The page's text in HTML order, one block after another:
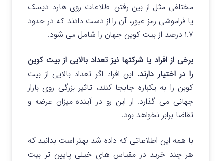
مختلفی مثل از بین رفتن اطلاعات روی هارد دیسک
یا فراموشی رمز عبور، آن را از دست دادند که در حدود
۱.۷ درصد از بیت کوین جهان را شامل می شود.
برخی از افراد یا شرکتها نیز تعداد بالایی از بیت کوین
را در اختیار دارند. این افراد اگر تعداد بالایی از بیت
کوین را به یکباره جابجا کنند، تاثیر بزرگی روی بازار
جهانی می گذارد. از این رو در آینده میزان عرضه و
تقاضا برابر نخواهد بود.
با همه این اطلاعاتی که داده شد بهتر است بدانید که
هر چند خرید در مقیاس های خیلی پایین تر بیت